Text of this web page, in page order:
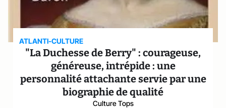
ATLANTI-CULTURE
"La Duchesse de Berry" : courageuse,
généreuse, intrépide : une
personnalité attachante servie par une
biographie de qualité
Culture Tops